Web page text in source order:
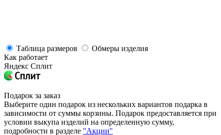
Таблица размеров
Обмеры изделия
Как работает
Яндекс Сплит
Подарок за заказ
Выберите один подарок из нескольких вариантов подарка в
зависимости от суммы корзины. Подарок предоставляется при
условии выкупа изделий на определенную сумму,
подробности в разделе "Акции"